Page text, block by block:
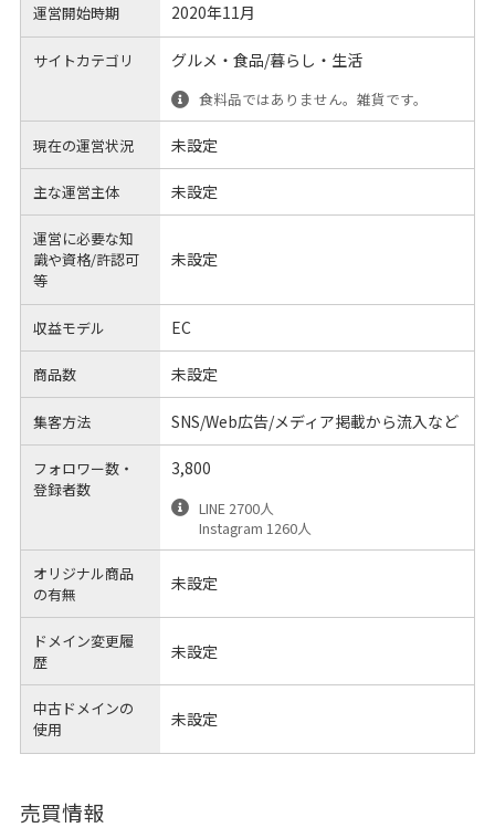
運営開始時期 2020年11月
サイトカテゴリ グルメ・食品/暮らし・生活
食料品ではありません。雑貨です。
現在の運営状況 未設定
主な運営主体 未設定
運営に必要な知
識や資格/許認可
等
未設定
収益モデル EC
商品数 未設定
集客方法 SNS/Web広告/メディア掲載から流入など
フォロワー数・
登録者数
3,800
LINE 2700人
Instagram 1260人
オリジナル商品
の有無
未設定
ドメイン変更履
歴
未設定
中古ドメインの
使用
未設定
売買情報